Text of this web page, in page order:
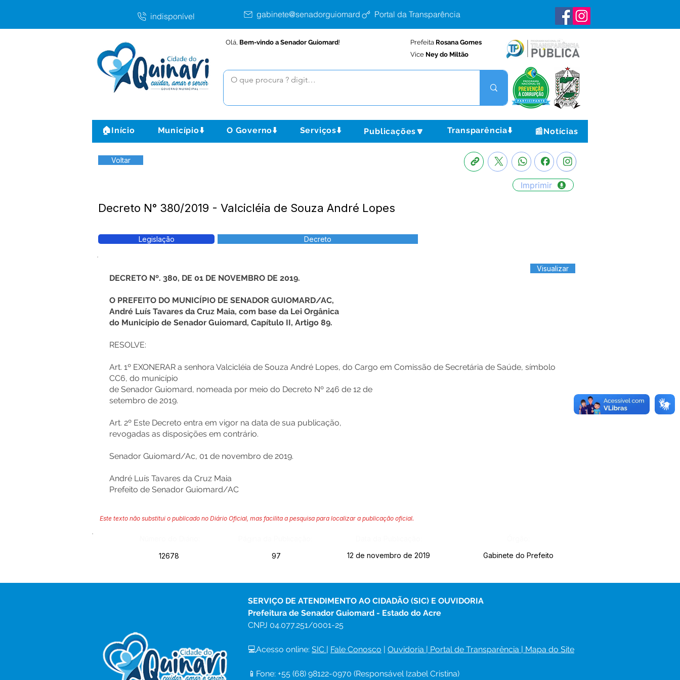
indisponível gabinete@senadorguiomard.ac.gov.brPortal da Transparência
Olá, Bem-vindo a Senador Guiomard! Prefeita Rosana Gomes
Vice Ney do Miltão
🏠Início Município⬇️ O Governo⬇️ Serviços⬇️ Publicações🔽 Transparência⬇️ 📰Notícias
Voltar
Imprimir
Decreto N° 380/2019 - Valcicléia de Souza André Lopes
Legislação Decreto
Visualizar
DECRETO Nº. 380, DE 01 DE NOVEMBRO DE 2019.
O PREFEITO DO MUNICÍPIO DE SENADOR GUIOMARD/AC,
André Luís Tavares da Cruz Maia, com base da Lei Orgânica
do Município de Senador Guiomard, Capítulo II, Artigo 89.
RESOLVE:
Art. 1º EXONERAR a senhora Valcicléia de Souza André Lopes, do Cargo em Comissão de Secretária de Saúde, símbolo
CC6, do município
de Senador Guiomard, nomeada por meio do Decreto Nº 246 de 12 de
setembro de 2019.
Art. 2º Este Decreto entra em vigor na data de sua publicação,
revogadas as disposições em contrário.
Senador Guiomard/Ac, 01 de novembro de 2019.
André Luís Tavares da Cruz Maia
Prefeito de Senador Guiomard/AC
Este texto não substitui o publicado no Diário Oficial, mas facilita a pesquisa para localizar a publicação oficial.
12678
97 12 de novembro de 2019 Gabinete do Prefeito
SERVIÇO DE ATENDIMENTO AO CIDADÃO (SIC) E OUVIDORIA
Prefeitura de Senador Guiomard - Estado do Acre
CNPJ 04.077.251/0001-25
💻Acesso online: SIC | Fale Conosco | Ouvidoria | Portal de Transparência | Mapa do Site
📱Fone: +55 (68) 98122-0970 (Responsável Izabel Cristina)